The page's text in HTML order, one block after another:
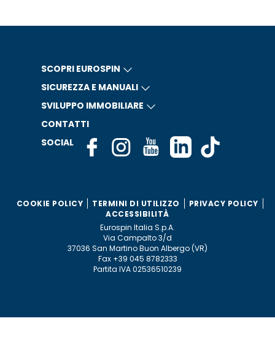
SCOPRI EUROSPIN
SICUREZZA E MANUALI
SVILUPPO IMMOBILIARE
CONTATTI
SOCIAL
COOKIE POLICY TERMINI DI UTILIZZO
PRIVACY POLICY
ACCESSIBILITÀ
Eurospin Italia S.p.A.
Via Campalto 3/d
37036 San Martino Buon Albergo (VR)
Fax +39 045 8782333
Partita IVA 02536510239